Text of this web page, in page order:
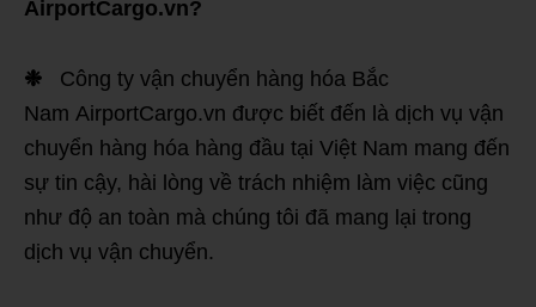
AirportCargo.vn?
❉ Công ty vận chuyển hàng hóa Bắc
Nam AirportCargo.vn được biết đến là dịch vụ vận
chuyển hàng hóa hàng đầu tại Việt Nam mang đến
sự tin cậy, hài lòng về trách nhiệm làm việc cũng
như độ an toàn mà chúng tôi đã mang lại trong
dịch vụ vận chuyển.